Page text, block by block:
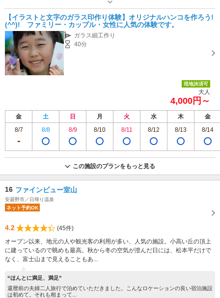
【イラストと文字のガラス印作り体験】オリジナルハンコを作ろう!
(^^)! ファミリー・カップル・女性に人気の体験です。
ガラス細工作り
40分
現地決済可
大人
4,000円～
金 土 日 月 火 水 木
金
8/7
8/8 8/9 8/10 8/11 8/12 8/13 8/14
この施設のプランをもっと見る
16 ファインビュー室山
安曇野市／日帰り温泉
ネット予約OK
4.2
(45件)
オープン以来、地元の人や観光客の利用が多い、人気の施設。小高い丘の頂上
に建っているので眺めも最高。秋から冬の空気が澄んだ日には、松本平だけで
なく、富士山まで見えることもあ...
“ほんとに満足、満足”
還暦前の夫婦二人旅行で泊めていただきました。こんなロケーションの良い宿泊施設
は初めて。それも相まって...